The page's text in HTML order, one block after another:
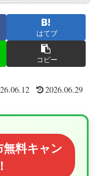
はてブ
コピー
2026.06.29
料キャン